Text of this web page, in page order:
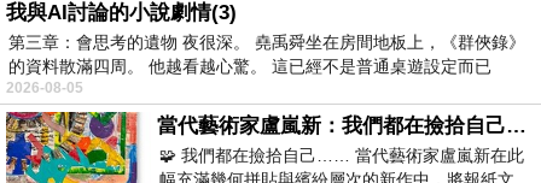
網路買冷氣好不好
冷氣能力：4.1KW
我與AI討論的小說劇情(3)
第三章：會思考的遺物 夜很深。 堯禹舜坐在房間地板上，《群俠錄》
的資料散滿四周。 他越看越心驚。 這已經不是普通桌遊設定而已
2026-08-05
當代藝術家盧嵐新：我們都在撿拾自己，將散落的情緒與碎片，拼回生命完整的輪廓
🧩 我們都在撿拾自己…… 當代藝術家盧嵐新在此